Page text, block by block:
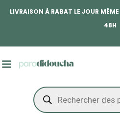
LIVRAISON À RABAT LE JOUR
48H